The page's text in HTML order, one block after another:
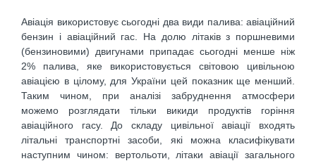
Авіація використовує сьогодні два види палива: авіаційний
бензин і авіаційний гас. На долю літаків з поршневими
(бензиновими) двигунами припадає сьогодні менше ніж
2% палива, яке використовується світовою цивільною
авіацією в цілому, для України цей показник ще менший.
Таким чином, при аналізі забруднення атмосфери
можемо розглядати тільки викиди продуктів горіння
авіаційного гасу. До складу цивільної авіації входять
літальні транспортні засоби, які можна класифікувати
наступним чином: вертольоти, літаки авіації загального